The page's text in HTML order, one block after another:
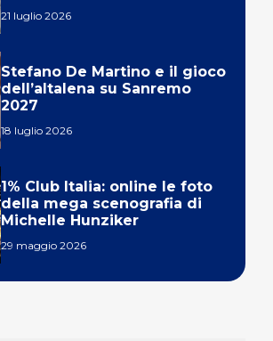
21 luglio 2026
Stefano De Martino e il gioco
dell’altalena su Sanremo
2027
18 luglio 2026
1% Club Italia: online le foto
della mega scenografia di
Michelle Hunziker
29 maggio 2026